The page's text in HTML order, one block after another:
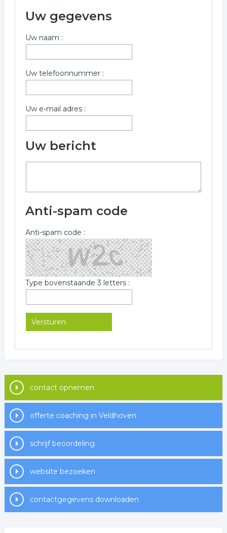
Uw gegevens
Uw naam :
Uw telefoonnummer :
Uw e-mail adres :
Uw bericht
Anti-spam code
Anti-spam code :
Type bovenstaande 3 letters :
contact opnemen
offerte coaching in Veldhoven
schrijf beoordeling
website bezoeken
contactgegevens downloaden